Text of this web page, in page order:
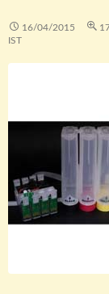
16/04/2015
IST